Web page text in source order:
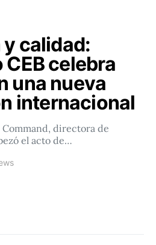
calidad:
celebra
una nueva
internacional
directora de
el acto de…